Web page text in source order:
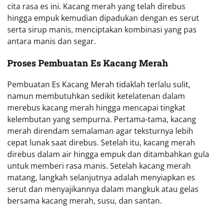
cita rasa es ini. Kacang merah yang telah direbus
hingga empuk kemudian dipadukan dengan es serut
serta sirup manis, menciptakan kombinasi yang pas
antara manis dan segar.
Proses Pembuatan Es Kacang Merah
Pembuatan Es Kacang Merah tidaklah terlalu sulit,
namun membutuhkan sedikit ketelatenan dalam
merebus kacang merah hingga mencapai tingkat
kelembutan yang sempurna. Pertama-tama, kacang
merah direndam semalaman agar teksturnya lebih
cepat lunak saat direbus. Setelah itu, kacang merah
direbus dalam air hingga empuk dan ditambahkan gula
untuk memberi rasa manis. Setelah kacang merah
matang, langkah selanjutnya adalah menyiapkan es
serut dan menyajikannya dalam mangkuk atau gelas
bersama kacang merah, susu, dan santan.